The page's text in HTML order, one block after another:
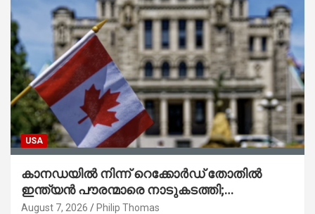
USA
കാനഡയിൽ നിന്ന് റെക്കോർഡ് തോതിൽ
ഇന്ത്യൻ പൗരന്മാരെ നാടുകടത്തി;
ആറുമാസത്തിനിടെ 3,323 പേർ
August 7, 2026 Philip Thomas